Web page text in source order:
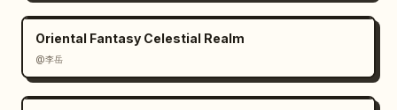
Oriental Fantasy Celestial Realm
@李岳